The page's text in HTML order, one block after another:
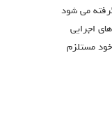
می شود
اجرایی
مستلزم